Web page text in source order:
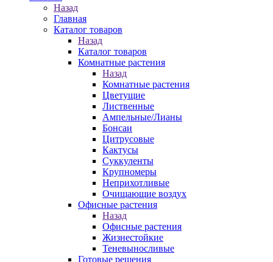
Назад
Главная
Каталог товаров
Назад
Каталог товаров
Комнатные растения
Назад
Комнатные растения
Цветущие
Лиственные
Ампельные/Лианы
Бонсаи
Цитрусовые
Кактусы
Суккуленты
Крупномеры
Неприхотливые
Очищающие воздух
Офисные растения
Назад
Офисные растения
Жизнестойкие
Теневыносливые
Готовые решения